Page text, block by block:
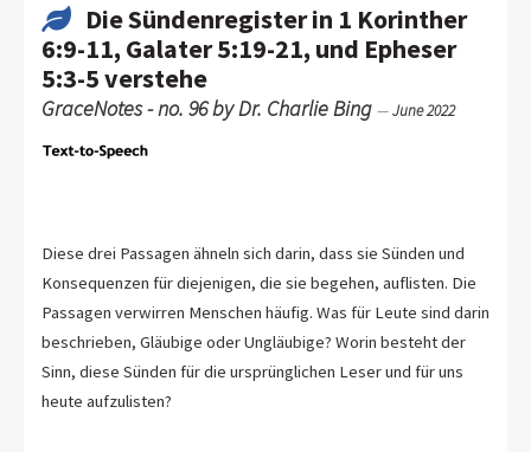
Die Sündenregister in 1 Korinther
6:9-11, Galater 5:19-21, und Epheser
5:3-5 verstehe
GraceNotes - no. 96 by Dr. Charlie Bing —June 2022
Diese drei Passagen ähneln sich darin, dass sie Sünden und
Konsequenzen für diejenigen, die sie begehen, auflisten. Die
Passagen verwirren Menschen häufig. Was für Leute sind darin
beschrieben, Gläubige oder Ungläubige? Worin besteht der
Sinn, diese Sünden für die ursprünglichen Leser und für uns
heute aufzulisten?